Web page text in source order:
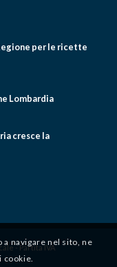
per le ricette
Lombardia
cresce la
- Partita IVA
navigare nel sito, ne
cookie.